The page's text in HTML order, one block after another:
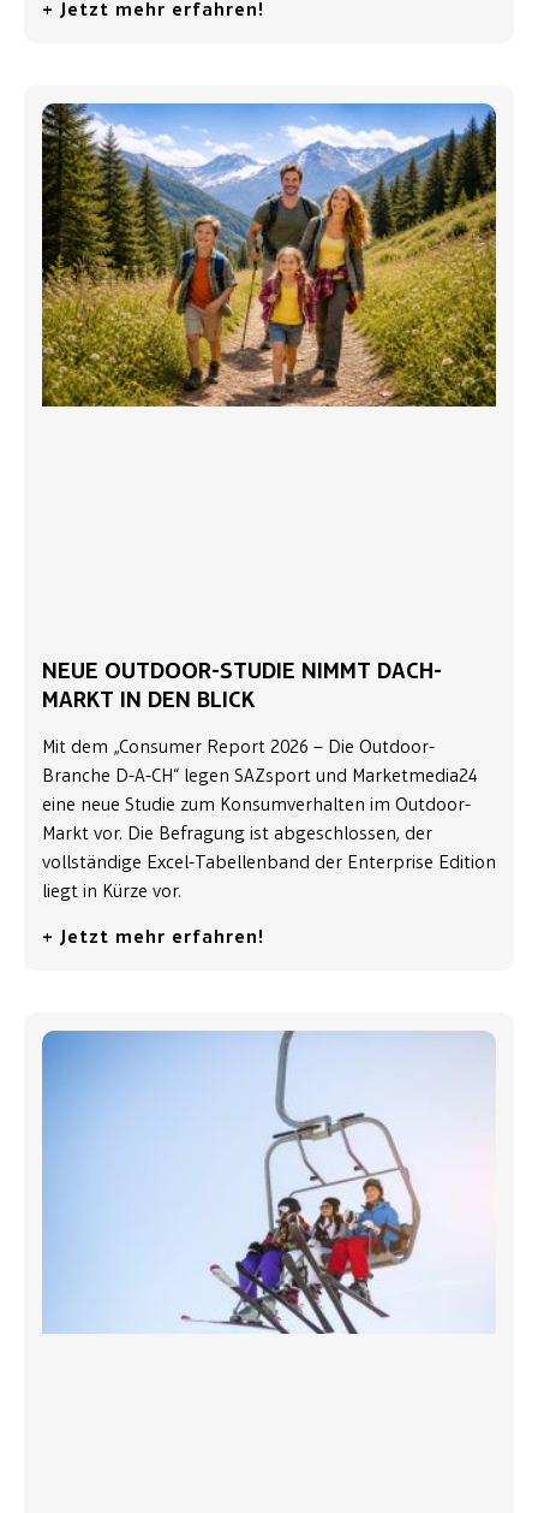
+ Jetzt mehr erfahren!
NEUE OUTDOOR-STUDIE NIMMT DACH-
MARKT IN DEN BLICK
Mit dem „Consumer Report 2026 – Die Outdoor-
Branche D-A-CH“ legen SAZsport und Marketmedia24
eine neue Studie zum Konsumverhalten im Outdoor-
Markt vor. Die Befragung ist abgeschlossen, der
vollständige Excel-Tabellenband der Enterprise Edition
liegt in Kürze vor.
+ Jetzt mehr erfahren!